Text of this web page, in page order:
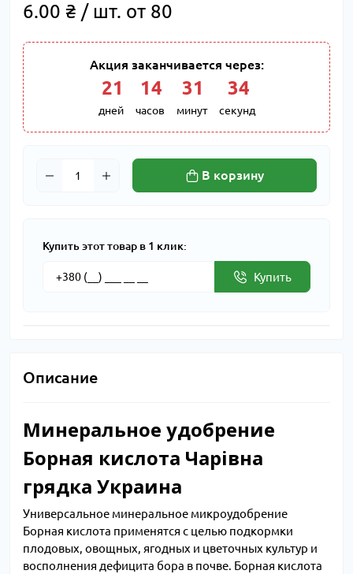
6.00 ₴ / шт. от 80
Акция заканчивается через:
21
дней
14
часов
31
минут
33
секунд
В корзину
Купить этот товар в 1 клик:
Купить
Описание
Минеральное удобрение
Борная кислота Чарівна
грядка Украина
Универсальное минеральное микроудобрение
Борная кислота применятся с целью подкормки
плодовых, овощных, ягодных и цветочных культур и
восполнения дефицита бора в почве. Борная кислота